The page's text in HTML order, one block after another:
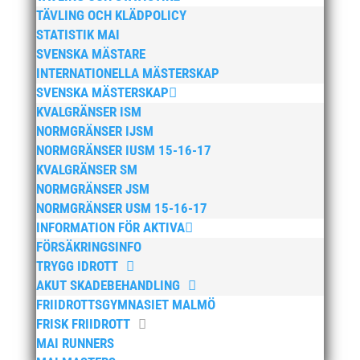
TÄVLING OCH KLÄDPOLICY
STATISTIK MAI
SVENSKA MÄSTARE
INTERNATIONELLA MÄSTERSKAP
SVENSKA MÄSTERSKAP
KVALGRÄNSER ISM
NORMGRÄNSER IJSM
NORMGRÄNSER IUSM 15-16-17
KVALGRÄNSER SM
NORMGRÄNSER JSM
NORMGRÄNSER USM 15-16-17
INFORMATION FÖR AKTIVA
FÖRSÄKRINGSINFO
TRYGG IDROTT
AKUT SKADEBEHANDLING
FRIIDROTTSGYMNASIET MALMÖ
FRISK FRIIDROTT
MAI RUNNERS
maj 2026
april 2026
januari 2026
december 2025
november 2025
oktober 2025
augusti 2025
juli 2025
april 2025
mars 2025
januari 2025
oktober 2024
september 2024
augusti 2024